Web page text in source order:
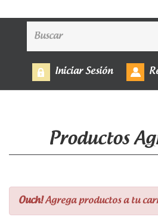
Iniciar Sesión
Productos
Ouch!Agrega productos a tu